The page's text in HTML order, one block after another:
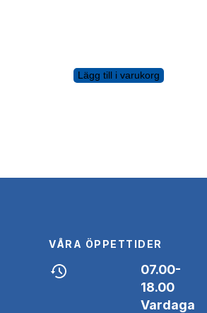
Lägg till i varukorg
VÅRA ÖPPETTIDER
07.00-
18.00
Vardaga